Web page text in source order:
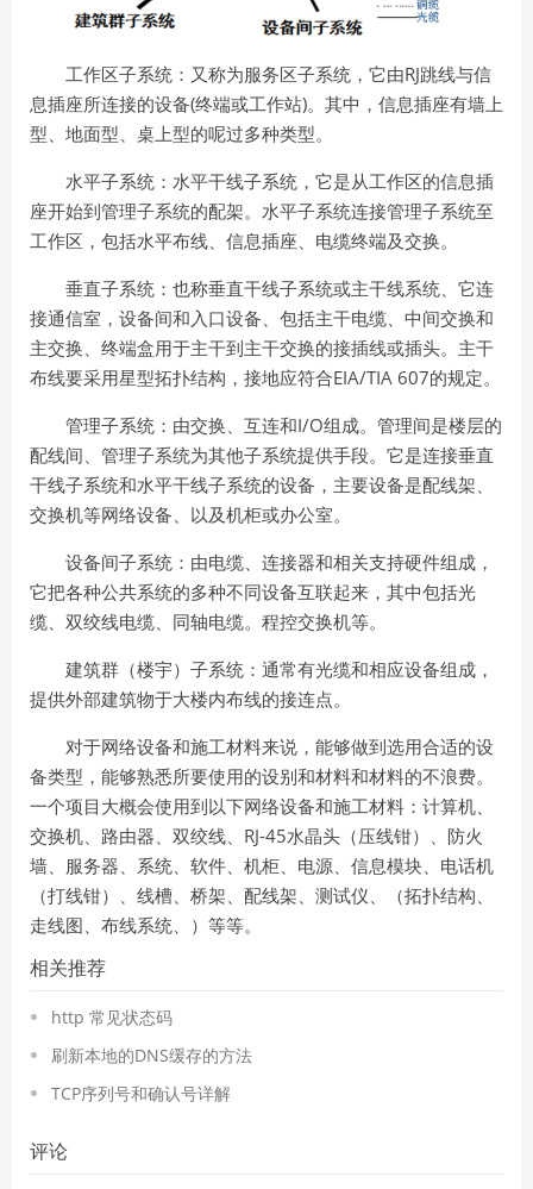
工作区子系统： 又称为服务区子系统，它由RJ跳线与信
息插座所连接的设备(终端或工作站)。其中，信息插座有墙上
型、地面型、桌上型的呢过多种类型。
水平子系统： 水平干线子系统，它是从工作区的信息插
座开始到管理子系统的配架。水平子系统连接管理子系统至
工作区，包括水平布线、信息插座、电缆终端及交换。
垂直子系统： 也称垂直干线子系统或主干线系统、它连
接通信室，设备间和入口设备、包括主干电缆、中间交换和
主交换、终端盒用于主干到主干交换的接插线或插头。主干
布线要采用星型拓扑结构，接地应符合EIA/TIA 607的规定。
管理子系统： 由交换、互连和I/O组成。管理间是楼层的
配线间、管理子系统为其他子系统提供手段。它是连接垂直
干线子系统和水平干线子系统的设备，主要设备是配线架、
交换机等网络设备、以及机柜或办公室。
设备间子系统： 由电缆、连接器和相关支持硬件组成，
它把各种公共系统的多种不同设备互联起来，其中包括光
缆、双绞线电缆、同轴电缆。程控交换机等。
建筑群（楼宇）子系统： 通常有光缆和相应设备组成，
提供外部建筑物于大楼内布线的接连点。
对于网络设备和施工材料来说，能够做到选用合适的设
备类型，能够熟悉所要使用的设别和材料和材料的不浪费。
一个项目大概会使用到以下网络设备和施工材料：计算机、
交换机、路由器、双绞线、 RJ-45水晶头（压线钳）、防火
墙、服务器、系统、软件、机柜、电源、信息模块、电话机
（打线钳）、线槽、桥架、配线架、测试仪、（拓扑结构、
走线图、布线系统、）等等。
相关推荐
http 常见状态码
刷新本地的DNS缓存的方法
TCP序列号和确认号详解
评论